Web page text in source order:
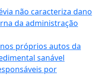
não caracteriza dano
da administração
próprios autos da
sanável
por